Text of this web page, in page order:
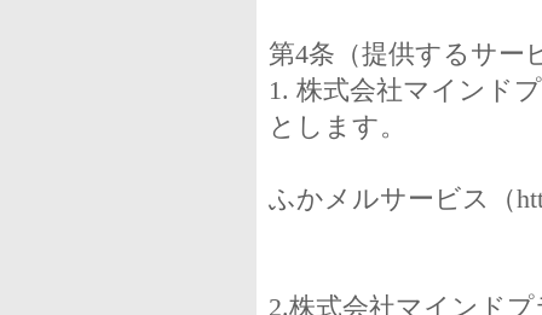
第4条（提供するサー
1. 株式会社マインド
とします。
ふかメルサービス（
2.株式会社マインド